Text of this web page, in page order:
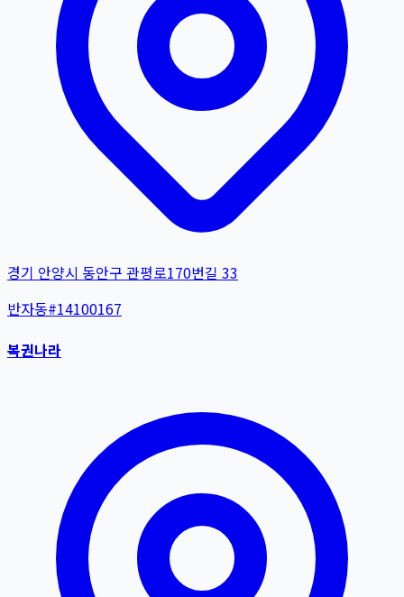
경기 안양시 동안구 관평로170번길 33
반자동#14100167
복권나라